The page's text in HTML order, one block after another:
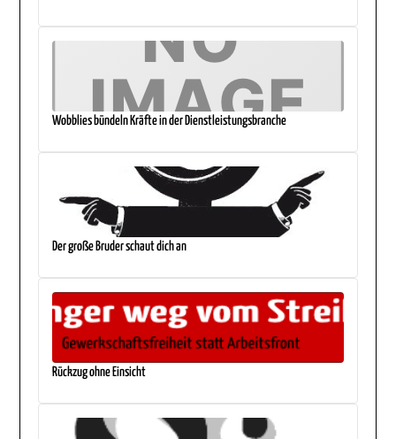
Wobblies bündeln Kräfte in der Dienstleistungsbranche
Der große Bruder schaut dich an
Rückzug ohne Einsicht